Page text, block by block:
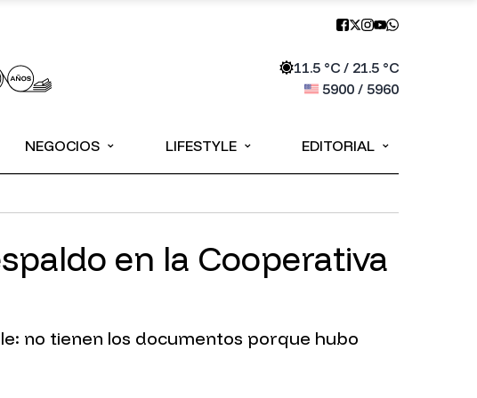
11.5°C / 21.5°C
5900/ 5960
NEGOCIOS ⌄ LIFESTYLE ⌄ EDITORIAL ⌄
en la Cooperativa
no tienen los documentos porque hubo